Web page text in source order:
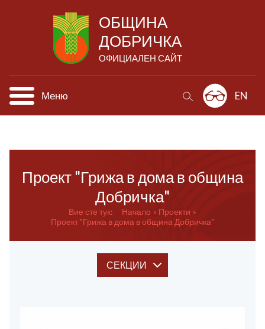
ОБЩИНА
ДОБРИЧКА
ОФИЦИАЛЕН САЙТ
Меню EN
Проект "Грижа в дома в община
Добричка"
Вие сте тук: Начало
Проекти
Проект "Грижа в дома в община Добричка"
СЕКЦИИ